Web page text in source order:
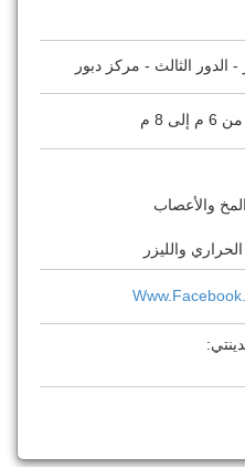
الدور الثالث - مركز دبور
8 م
والأعصاب
والليزر